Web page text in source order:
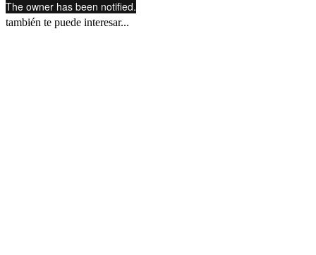
también te puede interesar...